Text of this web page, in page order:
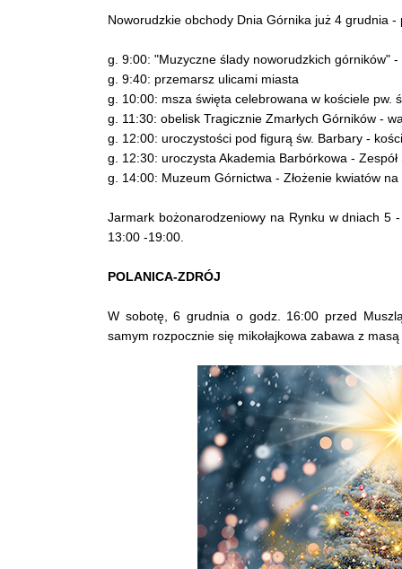
Noworudzkie obchody Dnia Górnika już 4 grudnia
g. 9:00: "Muzyczne ślady noworudzkich górników"
g. 9:40: przemarsz ulicami miasta
g. 10:00: msza święta celebrowana w kościele pw.
g. 11:30: obelisk Tragicznie Zmarłych Górników -
g. 12:00: uroczystości pod figurą św. Barbary -
g. 12:30: uroczysta Akademia Barbórkowa - Zespół
g. 14:00: Muzeum Górnictwa - Złożenie kwiatów
Jarmark bożonarodzeniowy na Rynku w dniach
13:00 -19:00.
POLANICA-ZDRÓJ
W sobotę, 6 grudnia o godz. 16:00 przed
samym rozpocznie się mikołajkowa zabawa z